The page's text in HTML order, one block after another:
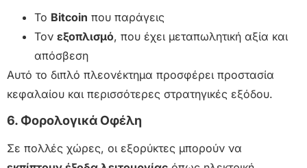
Το Bitcoin που παράγεις
Τον εξοπλισμό, που έχει μεταπωλητική αξία και
απόσβεση
Αυτό το διπλό πλεονέκτημα προσφέρει προστασία
κεφαλαίου και περισσότερες στρατηγικές εξόδου.
6. Φορολογικά Οφέλη
Σε πολλές χώρες, οι εξορύκτες μπορούν να